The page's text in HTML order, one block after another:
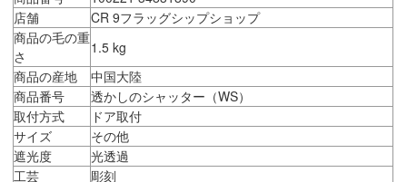
店舗
CR 9フラッグシップショップ
商品の毛の重
さ
1.5 kg
商品の産地
中国大陸
商品番号
透かしのシャッター（WS）
取付方式
ドア取付
サイズ
その他
遮光度
光透過
工芸
彫刻